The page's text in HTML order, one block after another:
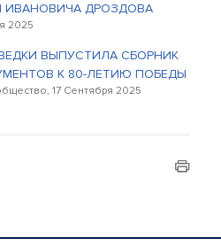
ИВАНОВИЧА ДРОЗДОВА
2025
ВЫПУСТИЛА СБОРНИК
К 80-ЛЕТИЮ ПОБЕДЫ
17 Сентября 2025